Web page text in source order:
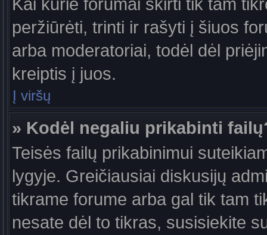
Kai kurie forumai skirti tik tam
peržiūrėti, trinti ir rašyti į šiuos
arba moderatoriai, todėl dėl
kreiptis į juos.
Į viršų
» Kodėl negaliu prikabinti
Teisės failų prikabinimui
lygyje. Greičiausiai diskusijų
tikrame forume arba gal tik tam
nesate dėl to tikras, susisiekite